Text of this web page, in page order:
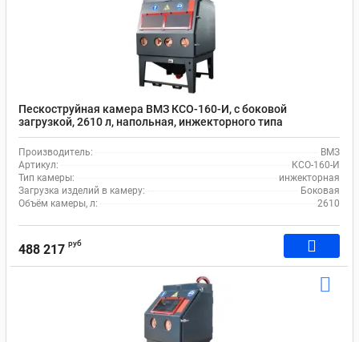
Пескоструйная камера ВМЗ КСО-160-И, с боковой
загрузкой, 2610 л, напольная, инжекторного типа
Производитель:
ВМЗ
Артикул:
КСО-160-И
Тип камеры:
инжекторная
Загрузка изделий в камеру:
Боковая
Объём камеры, л:
2610
488 217 руб